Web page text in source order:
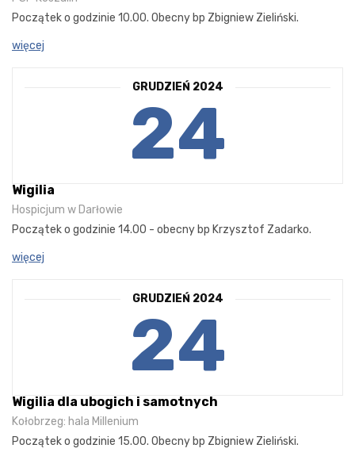
Początek o godzinie 10.00. Obecny bp Zbigniew Zieliński.
więcej
GRUDZIEŃ 2024
24
Wigilia
Hospicjum w Darłowie
Początek o godzinie 14.00 - obecny bp Krzysztof Zadarko.
więcej
GRUDZIEŃ 2024
24
Wigilia dla ubogich i samotnych
Kołobrzeg: hala Millenium
Początek o godzinie 15.00. Obecny bp Zbigniew Zieliński.